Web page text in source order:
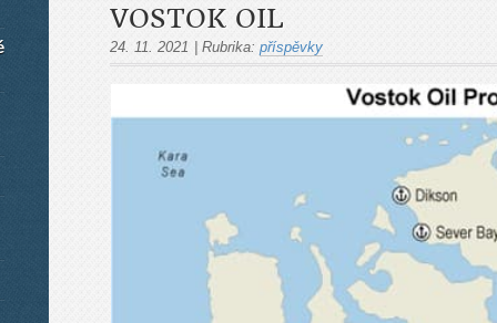
VOSTOK OIL
24. 11. 2021 | Rubrika: příspěvky